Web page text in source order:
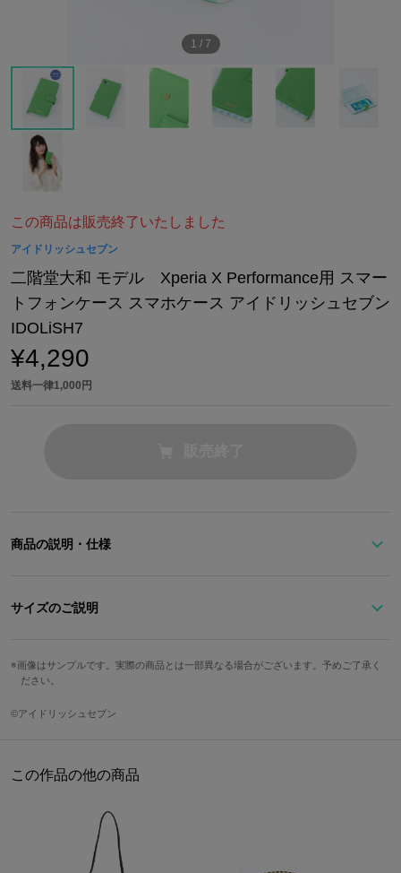
1 / 7
この商品は販売終了いたしました
アイドリッシュセブン
二階堂大和 モデル Xperia X Performance用 スマー
トフォンケース スマホケース アイドリッシュセブン
IDOLiSH7
¥4,290
送料一律1,000円
商品の説明・仕様
ていただきます。予めご了承ください。
※こちらの商品はXperia X Performanceに対応しております。
和をイメージした
メンバー最年長、しっかりものの大和のイメージカラーであるスモ
手帳型スマートフォンケースです。
表面には、「シャープ」のチャームがさりげなくあしらわれてお
サイズのご説明
Free
画像はサンプルです。実際の商品とは一部異なる場合がございます。予めご了承く
ださい。
©アイドリッシュセブン
この作品の他の商品